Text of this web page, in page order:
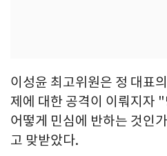
이성윤 최고위원은 정 대표
제에 대한 공격이 이뤄지자
어떻게 민심에 반하는 것인
고 맞받았다.